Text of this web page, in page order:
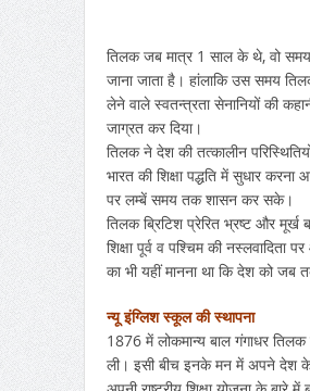
तिलक जब मात्र 1 साल के थे, वो समय
जाना जाता है। हांलाकि उस समय
लेने वाले स्वतन्त्रता सेनानियों की
जाग्रत कर दिया।
तिलक ने देश की तत्कालीन
भारत की शिक्षा पद्धति में सुधार
पर लम्बें समय तक शासन कर सके।
तिलक ब्रिटिश प्रेरित भ्रष्ट और मूर्ख
शिक्षा पूर्व व पश्चिम की नस्लवादिता
का भी यहीं मानना था कि देश को जब
न्यू इंग्लिश स्कूल की स्थापना
1876 में लोकमान्य बाल गंगाधर तिलक
ली। इसी बीच इनके मन में अपने देश के